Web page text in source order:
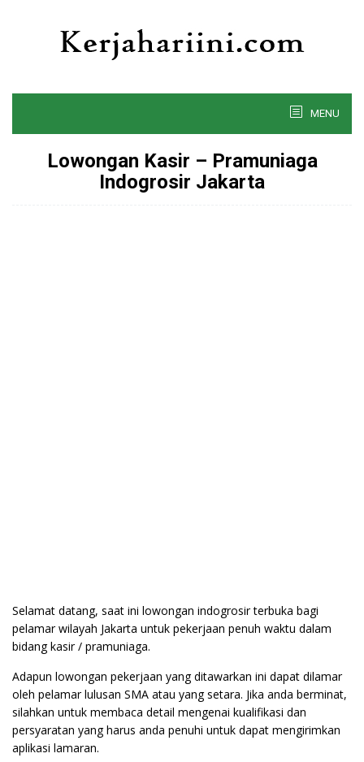
MENU
Lowongan Kasir – Pramuniaga
Indogrosir Jakarta
Selamat datang, saat ini lowongan indogrosir terbuka bagi
pelamar wilayah Jakarta untuk pekerjaan penuh waktu dalam
bidang kasir / pramuniaga.
Adapun lowongan pekerjaan yang ditawarkan ini dapat dilamar
oleh pelamar lulusan SMA atau yang setara. Jika anda berminat,
silahkan untuk membaca detail mengenai kualifikasi dan
persyaratan yang harus anda penuhi untuk dapat mengirimkan
aplikasi lamaran.